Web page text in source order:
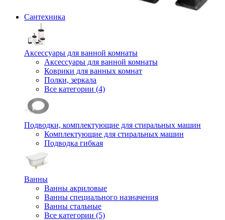
Сантехника
Аксессуары для ванной комнаты
Аксессуары для ванной комнаты
Коврики для ванных комнат
Полки, зеркала
Все категории (4)
Подводки, комплектующие для стиральных машин
Комплектующие для стиральных машин
Подводка гибкая
Ванны
Ванны акриловые
Ванны специального назначения
Ванны стальные
Все категории (5)